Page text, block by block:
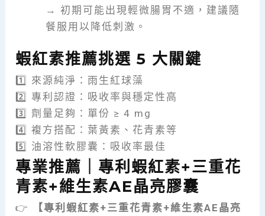
→ 初期可能出現輕微腸胃不適，建議隨
餐服用以降低刺激。
蝦紅素推薦挑選 5 大關鍵
1️⃣ 來源純淨：雨生紅球藻
2️⃣ 專利認證：吸收率與穩定性高
3️⃣ 劑量足夠：單份 ≥ 4 mg
4️⃣ 複方搭配：葉黃素、花青素等
5️⃣ 油溶性軟膠囊：吸收率最佳
專業推薦｜ 專利蝦紅素+三重花
青素+維生素AE晶亮膠囊
👉 【專利蝦紅素+三重花青素+維生素AE晶亮